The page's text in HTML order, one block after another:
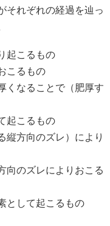
それぞれの経過を辿っ
起こるもの
こるもの
くなることで（肥厚す
起こるもの
縦方向のズレ）により
向のズレによりおこる
として起こるもの